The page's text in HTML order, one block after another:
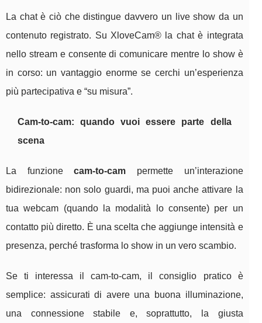
La chat è ciò che distingue davvero un live show da un
contenuto registrato. Su XloveCam® la chat è integrata
nello stream e consente di comunicare mentre lo show è
in corso: un vantaggio enorme se cerchi un’esperienza
più partecipativa e “su misura”.
Cam-to-cam: quando vuoi essere parte della
scena
La funzionecam-to-cam permette un’interazione
bidirezionale: non solo guardi, ma puoi anche attivare la
tua webcam (quando la modalità lo consente) per un
contatto più diretto. È una scelta che aggiunge intensità e
presenza, perché trasforma lo show in un vero scambio.
Se ti interessa il cam-to-cam, il consiglio pratico è
semplice: assicurati di avere una buona illuminazione,
una connessione stabile e, soprattutto, la giusta